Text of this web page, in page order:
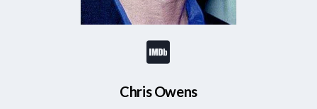
Chris Owens